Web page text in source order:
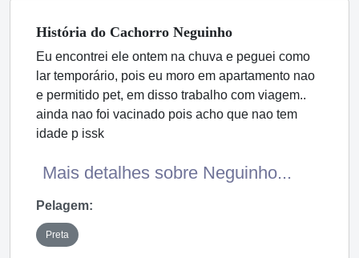
História do Cachorro Neguinho
Eu encontrei ele ontem na chuva e peguei como
lar temporário, pois eu moro em apartamento nao
e permitido pet, em disso trabalho com viagem..
ainda nao foi vacinado pois acho que nao tem
idade p issk
Mais detalhes sobre Neguinho...
Pelagem:
Preta